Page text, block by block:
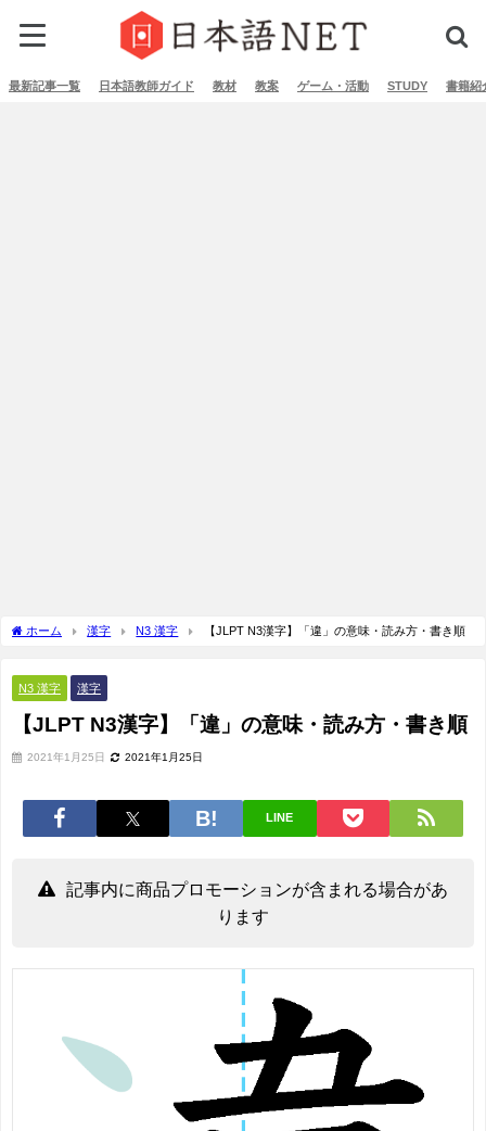
最新記事一覧 日本語教師ガイド 教材 教案 ゲーム・活動 STUDY 書籍紹
ホーム 漢字 N3 漢字 【JLPT N3漢字】「違」の意味・読み方・書き順
N3 漢字 漢字
【JLPT N3漢字】「違」の意味・読み方・書き順
2021年1月25日 2021年1月25日
LINE
記事内に商品プロモーションが含まれる場合があ
ります